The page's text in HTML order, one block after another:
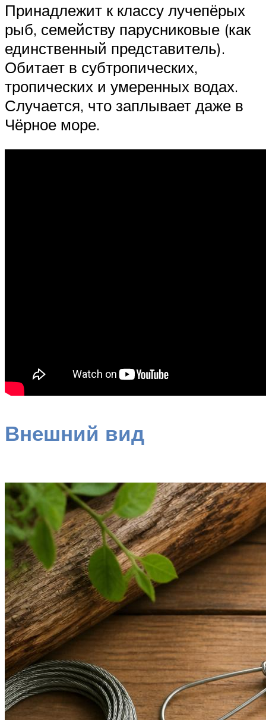
Принадлежит к классу лучепёрых
рыб, семейству парусниковые (как
единственный представитель).
Обитает в субтропических,
тропических и умеренных водах.
Случается, что заплывает даже в
Чёрное море.
Внешний вид